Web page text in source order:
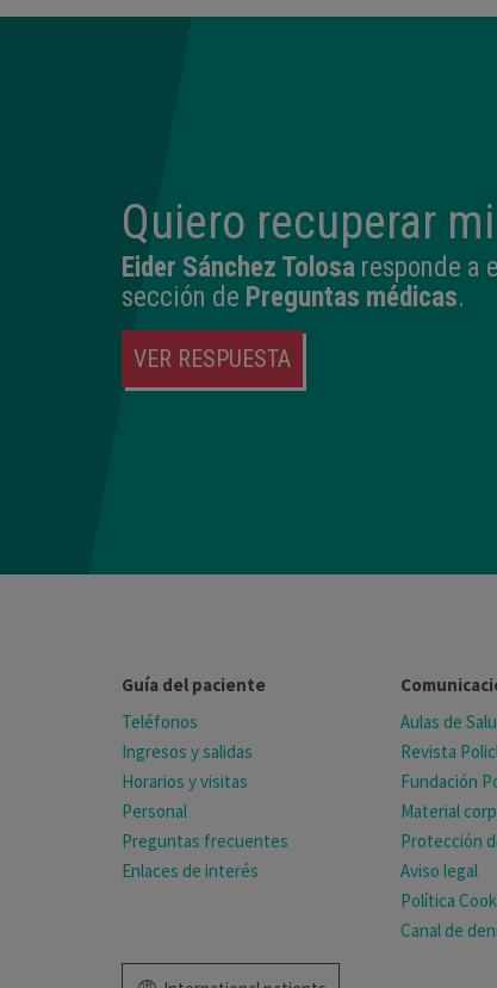
Quiero recuperar
Eider Sánchez Tolosa responde a
sección de Preguntas médicas.
VER RESPUESTA
Guía del paciente
Teléfonos
Ingresos y salidas
Horarios y visitas
Personal
Preguntas frecuentes
Enlaces de interés
Aulas de
Revista
Fundación
Material
Protección
Aviso legal
Política
Canal de